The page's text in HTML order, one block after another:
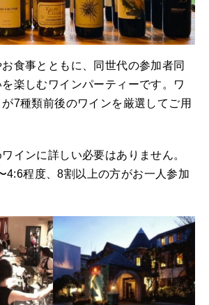
食事とともに、同世代の参加者同
楽しむワインパーティーです。ワ
7種類前後のワインを厳選してご用
インに詳しい必要はありません。
4:6程度、8割以上の方がお一人参加